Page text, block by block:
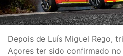
Depois de Luís Miguel Rego,
Açores ter sido confirmado